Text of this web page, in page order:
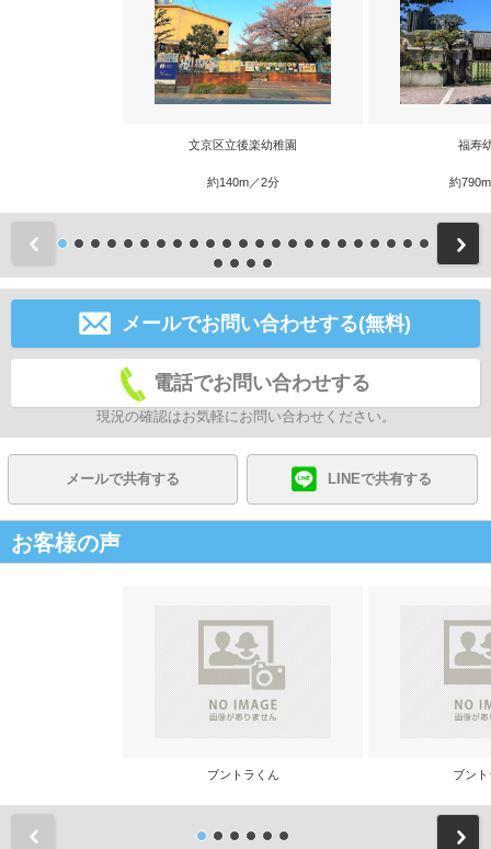
文京区立後楽幼稚園
約140m／2分
福寿
約
前
メールでお問い合わせする(無料)
電話でお問い合わせする
現況の確認はお気軽にお問い合わせください。
メールで共有する LINEで共有する
お客様の声
ブントラくん ブン